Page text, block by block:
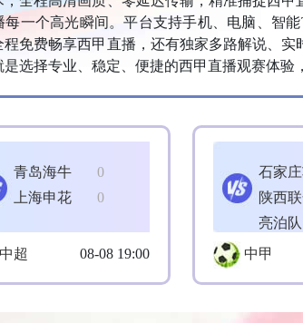
每一个高光瞬间。平台支持手机、电脑、智
程免费畅享西甲直播，还有独家多路解说、
选择专业、稳定、便捷的西甲直播观赛体验
0
青岛海牛
0
上海申花
中超 08-08 19:00
石家
陕西
亮泊队
中甲